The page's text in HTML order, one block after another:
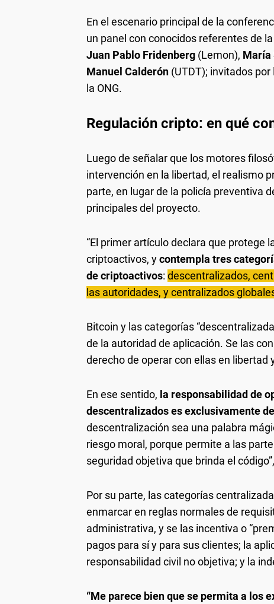
En el escenario principal de la
un panel con conocidos referentes de
Juan Pablo Fridenberg (Lemon), María
Manuel Calderón (UTDT); invitados
la ONG.
Regulación cripto: en qué
Luego de señalar que los motores
intervención en la libertad, el realismo
parte, en lugar de la policía preventiva
principales del proyecto.
“El primer artículo declara que protege
criptoactivos, ycontempla tres
de criptoactivos: descentralizados,
las autoridades, y centralizados
Bitcoin y las categorías
de la autoridad de aplicación. Se las
derecho de operar con ellas en libertad
En ese sentido, la responsabilidad de
descentralizados es exclusivamente
descentralización sea una palabra
riesgo moral, porque permite a las
seguridad objetiva que brinda el
Por su parte, las categorías
enmarcar en reglas normales de
administrativa, y se las incentiva o
pagos para sí y para sus clientes; la
responsabilidad civil no objetiva; y la
“Me parece bien que se permita a los